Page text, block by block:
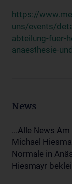
https://
uns/events/
abteilung-fuer-
anaesthesie-
News
...Alle News
Michael
Normale in
Hiesmayr